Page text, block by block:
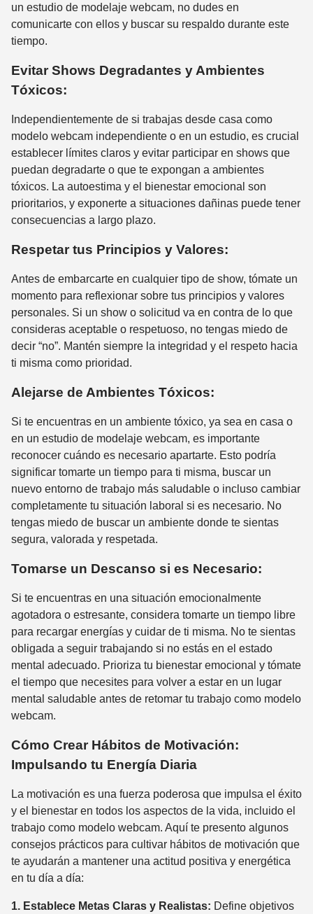
un estudio de modelaje webcam, no dudes en
comunicarte con ellos y buscar su respaldo durante este
tiempo.
Evitar Shows Degradantes y Ambientes
Tóxicos:
Independientemente de si trabajas desde casa como
modelo webcam independiente o en un estudio, es crucial
establecer límites claros y evitar participar en shows que
puedan degradarte o que te expongan a ambientes
tóxicos. La autoestima y el bienestar emocional son
prioritarios, y exponerte a situaciones dañinas puede tener
consecuencias a largo plazo.
Respetar tus Principios y Valores:
Antes de embarcarte en cualquier tipo de show, tómate un
momento para reflexionar sobre tus principios y valores
personales. Si un show o solicitud va en contra de lo que
consideras aceptable o respetuoso, no tengas miedo de
decir “no”. Mantén siempre la integridad y el respeto hacia
ti misma como prioridad.
Alejarse de Ambientes Tóxicos:
Si te encuentras en un ambiente tóxico, ya sea en casa o
en un estudio de modelaje webcam, es importante
reconocer cuándo es necesario apartarte. Esto podría
significar tomarte un tiempo para ti misma, buscar un
nuevo entorno de trabajo más saludable o incluso cambiar
completamente tu situación laboral si es necesario. No
tengas miedo de buscar un ambiente donde te sientas
segura, valorada y respetada.
Tomarse un Descanso si es Necesario:
Si te encuentras en una situación emocionalmente
agotadora o estresante, considera tomarte un tiempo libre
para recargar energías y cuidar de ti misma. No te sientas
obligada a seguir trabajando si no estás en el estado
mental adecuado. Prioriza tu bienestar emocional y tómate
el tiempo que necesites para volver a estar en un lugar
mental saludable antes de retomar tu trabajo como modelo
webcam.
Cómo Crear Hábitos de Motivación:
Impulsando tu Energía Diaria
La motivación es una fuerza poderosa que impulsa el éxito
y el bienestar en todos los aspectos de la vida, incluido el
trabajo como modelo webcam. Aquí te presento algunos
consejos prácticos para cultivar hábitos de motivación que
te ayudarán a mantener una actitud positiva y energética
en tu día a día:
1. Establece Metas Claras y Realistas: Define objetivos